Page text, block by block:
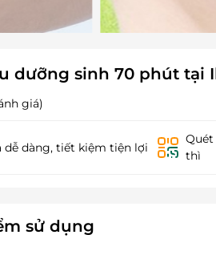
dưỡng sinh 70 phút tại
giá)
dễ dàng, tiết kiệm tiện lợi
thì
sử dụng